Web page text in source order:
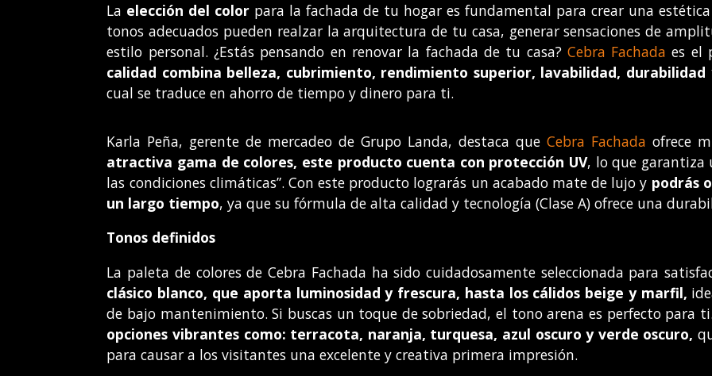
La elección del color para la fachada de tu hogar es fundamental para crear una
tonos adecuados pueden realzar la arquitectura de tu casa, generar sensaciones de
estilo personal. ¿Estás pensando en renovar la fachada de tu casa? Cebra Fachada es el
calidad combina belleza, cubrimiento, rendimiento superior, lavabilidad,
cual se traduce en ahorro de tiempo y dinero para ti.
Karla Peña, gerente de mercadeo de Grupo Landa, destaca que Cebra Fachada ofrece
atractiva gama de colores, este producto cuenta con protección UV, lo que garantiza
las condiciones climáticas”. Con este producto lograrás un acabado mate de lujo y podrás
un largo tiempo, ya que su fórmula de alta calidad y tecnología (Clase A) ofrece una
Tonos definidos
La paleta de colores de Cebra Fachada ha sido cuidadosamente seleccionada para
clásico blanco, que aporta luminosidad y frescura, hasta los cálidos beige y marfil,
de bajo mantenimiento. Si buscas un toque de sobriedad, el tono arena es perfecto para
opciones vibrantes como: terracota, naranja, turquesa, azul oscuro y verde oscuro,
para causar a los visitantes una excelente y creativa primera impresión.